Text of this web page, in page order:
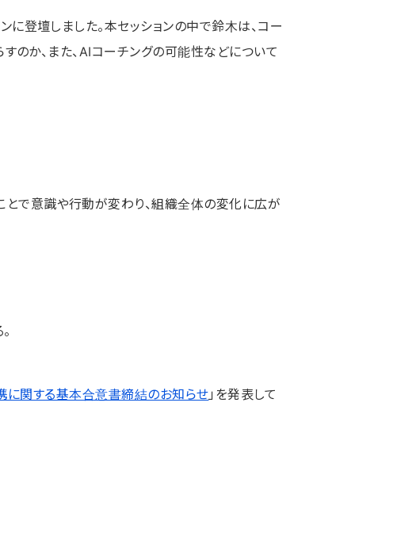
登壇しました。本セッションの中で鈴木は、コー
のか、また、AIコーチングの可能性などについて
とで意識や行動が変わり、組織全体の変化に広が
関する基本合意書締結のお知らせ 」を発表して